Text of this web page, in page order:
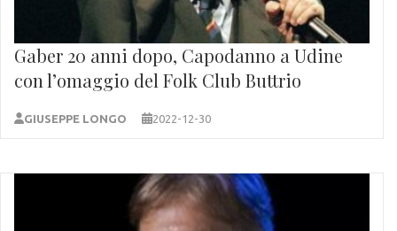
Gaber 20 anni dopo, Capodanno a Udine
con l’omaggio del Folk Club Buttrio
GIUSEPPE LONGO 2022-12-30